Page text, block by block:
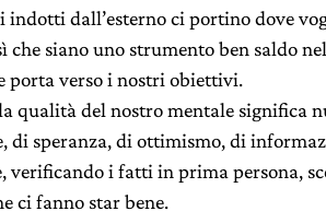
indotti dall’esterno ci portino dove
che siano uno strumento ben saldo
porta verso i nostri obiettivi.
qualità del nostro mentale significa
di speranza, di ottimismo, di
verificando i fatti in prima persona,
ci fanno star bene.